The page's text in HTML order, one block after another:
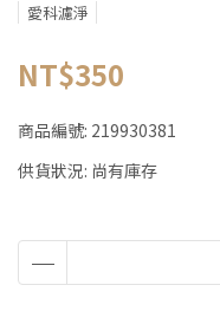
愛科濾淨
NT$350
商品編號: 219930381
供貨狀況: 尚有庫存